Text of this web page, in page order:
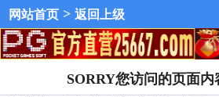
网站首页 > 返回上级
SORRY您访问的页面内